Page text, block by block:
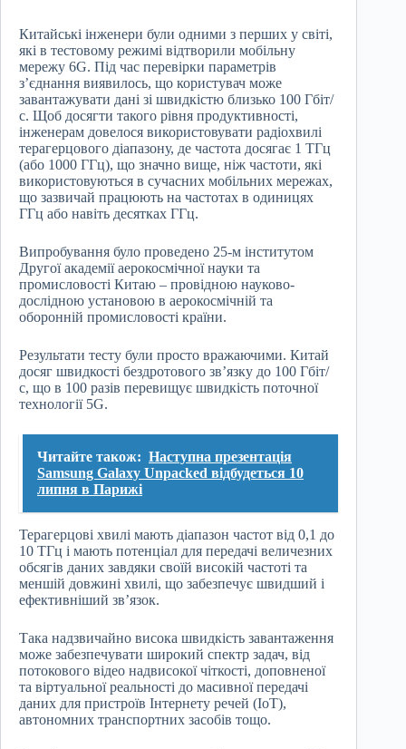
Китайські інженери були одними з перших у світі,
які в тестовому режимі відтворили мобільну
мережу 6G. Під час перевірки параметрів
з’єднання виявилось, що користувач може
завантажувати дані зі швидкістю близько 100 Гбіт/
с. Щоб досягти такого рівня продуктивності,
інженерам довелося використовувати радіохвилі
терагерцового діапазону, де частота досягає 1 ТГц
(або 1000 ГГц), що значно вище, ніж частоти, які
використовуються в сучасних мобільних мережах,
що зазвичай працюють на частотах в одиницях
ГГц або навіть десятках ГГц.
Випробування було проведено 25-м інститутом
Другої академії аерокосмічної науки та
промисловості Китаю – провідною науково-
дослідною установою в аерокосмічній та
оборонній промисловості країни.
Результати тесту були просто вражаючими. Китай
досяг швидкості бездротового зв’язку до 100 Гбіт/
с, що в 100 разів перевищує швидкість поточної
технології 5G.
Читайте також: Наступна презентація
Samsung Galaxy Unpacked відбудеться 10
липня в Парижі
Терагерцові хвилі мають діапазон частот від 0,1 до
10 ТГц і мають потенціал для передачі величезних
обсягів даних завдяки своїй високій частоті та
меншій довжині хвилі, що забезпечує швидший і
ефективніший зв’язок.
Така надзвичайно висока швидкість завантаження
може забезпечувати широкий спектр задач, від
потокового відео надвисокої чіткості, доповненої
та віртуальної реальності до масивної передачі
даних для пристроїв Інтернету речей (IoT),
автономних транспортних засобів тощо.